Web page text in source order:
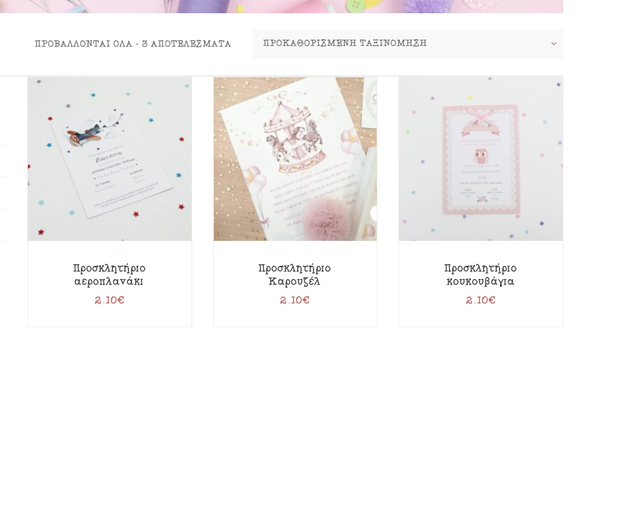
ΠΡΟΒΆΛΛΟΝΤΑΙ ΌΛΑ - 3 ΑΠΟΤΕΛΈΣΜΑΤΑ
Προσκλητήριο
αεροπλανάκι
2.10€
Προσκλητήριο
Καρουζέλ
2.10€
Προσκλητήριο
κουκουβάγια
2.10€